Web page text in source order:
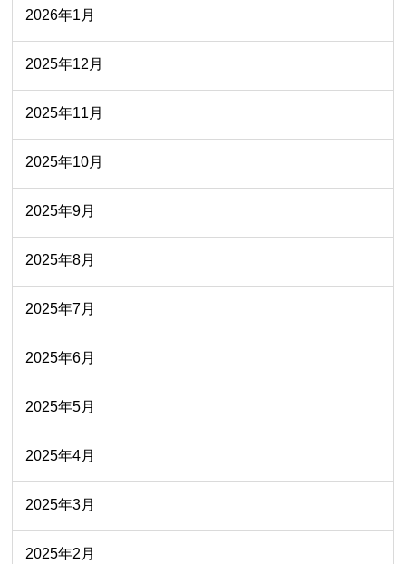
2026年1月
2025年12月
2025年11月
2025年10月
2025年9月
2025年8月
2025年7月
2025年6月
2025年5月
2025年4月
2025年3月
2025年2月